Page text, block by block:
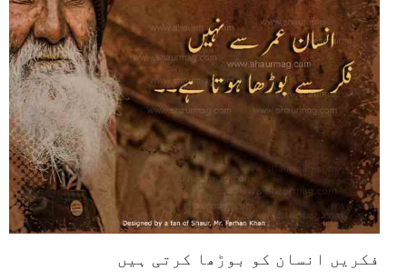
فکریں انسان کو بوڑھا کرتی ہیں